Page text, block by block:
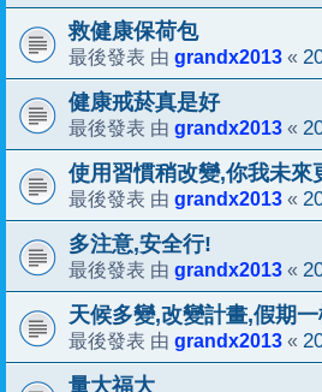
救健康保荷包
最後發表 由 grandx2013 «
健康戒菸真是好
最後發表 由 grandx2013 «
使用習慣稍改變,你我未來
最後發表 由 grandx2013 «
多注意,安全行!
最後發表 由 grandx2013 «
天候多變,改變計畫,假期
最後發表 由 grandx2013 «
量大福大